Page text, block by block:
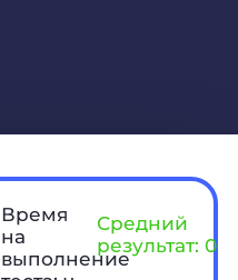
Время
на
выполнение
Средний
результат: 0